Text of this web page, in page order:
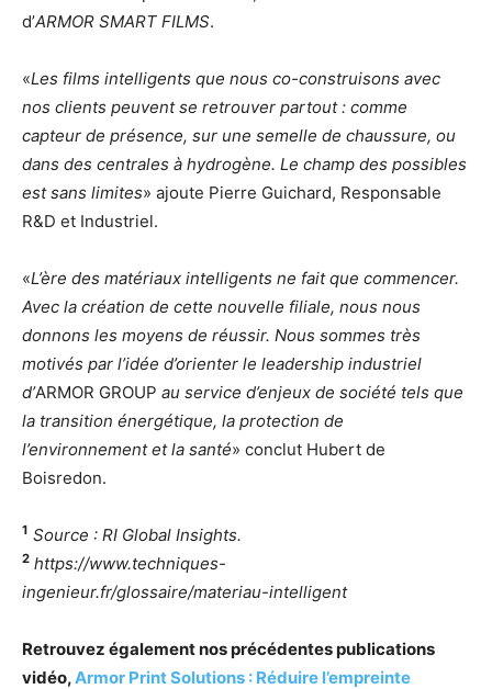
d’ARMOR SMART FILMS.
«Les films intelligents que nous co-construisons avec
nos clients peuvent se retrouver partout : comme
capteur de présence, sur une semelle de chaussure, ou
dans des centrales à hydrogène. Le champ des possibles
est sans limites» ajoute Pierre Guichard, Responsable
R&D et Industriel.
«L’ère des matériaux intelligents ne fait que commencer.
Avec la création de cette nouvelle filiale, nous nous
donnons les moyens de réussir. Nous sommes très
motivés par l’idée d’orienter le leadership industriel
d’ARMOR GROUP au service d’enjeux de société tels que
la transition énergétique, la protection de
l’environnement et la santé» conclut Hubert de
Boisredon.
1 Source : RI Global Insights.
2 https://www.techniques-
ingenieur.fr/glossaire/materiau-intelligent
Retrouvez également nos précédentes publications
vidéo,Armor Print Solutions : Réduire l’empreinte